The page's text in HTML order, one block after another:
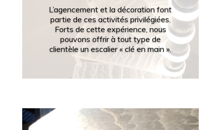
L’agencement et la décoration font
partie de ces activités privilégiées.
Forts de cette expérience, nous
pouvons offrir à tout type de
clientèle un escalier « clé en main ».